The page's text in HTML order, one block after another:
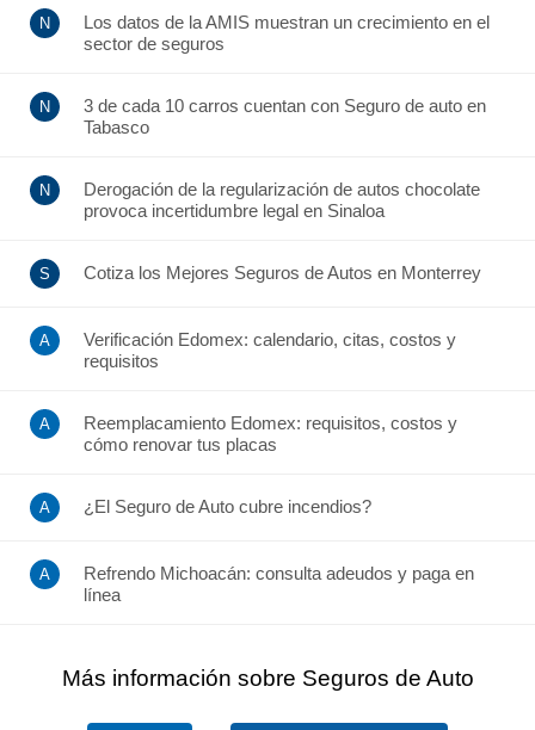
Los datos de la AMIS muestran un crecimiento en el
sector de seguros
3 de cada 10 carros cuentan con Seguro de auto en
Tabasco
Derogación de la regularización de autos chocolate
provoca incertidumbre legal en Sinaloa
Cotiza los Mejores Seguros de Autos en Monterrey
Verificación Edomex: calendario, citas, costos y
requisitos
Reemplacamiento Edomex: requisitos, costos y
cómo renovar tus placas
¿El Seguro de Auto cubre incendios?
Refrendo Michoacán: consulta adeudos y paga en
línea
Más información sobre Seguros de Auto